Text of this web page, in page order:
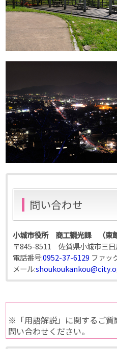
問い合わせ
小城市役所 商工観光課 （東館
〒845-8511 佐賀県小城市三日
電話番号:0952-37-6129 ファッ
メール:
※「用語解説」に関するご質
問い合わせください。